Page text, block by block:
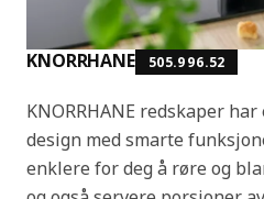
KNORRHANE 505.996.52
KNORRHANE redskaper
design med smarte
enklere for deg å røre og